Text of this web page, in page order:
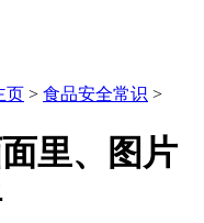
页 > 食品安全常识 >
里、图片